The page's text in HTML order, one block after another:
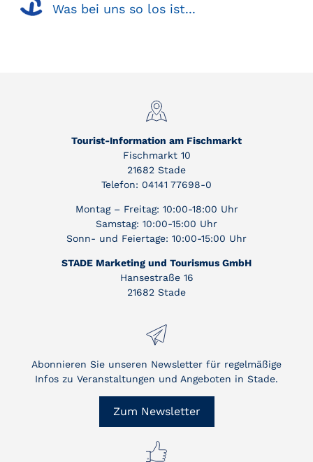
Was bei uns so los ist...
Tourist-Information am Fischmarkt
Fischmarkt 10
21682 Stade
Telefon: 04141 77698-0
Montag – Freitag: 10:00-18:00 Uhr
Samstag: 10:00-15:00 Uhr
Sonn- und Feiertage: 10:00-15:00 Uhr
STADE Marketing und Tourismus GmbH
Hansestraße 16
21682 Stade
Abonnieren Sie unseren Newsletter für regelmäßige
Infos zu Veranstaltungen und Angeboten in Stade.
Zum Newsletter